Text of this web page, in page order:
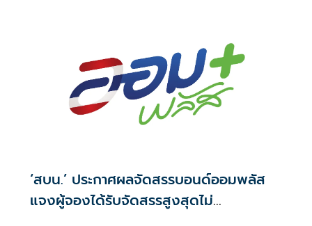
‘สบน.’ ประกาศผลจัดสรรบอนด์ออมพลัส
แจงผู้จองได้รับจัดสรรสูงสุดไม่